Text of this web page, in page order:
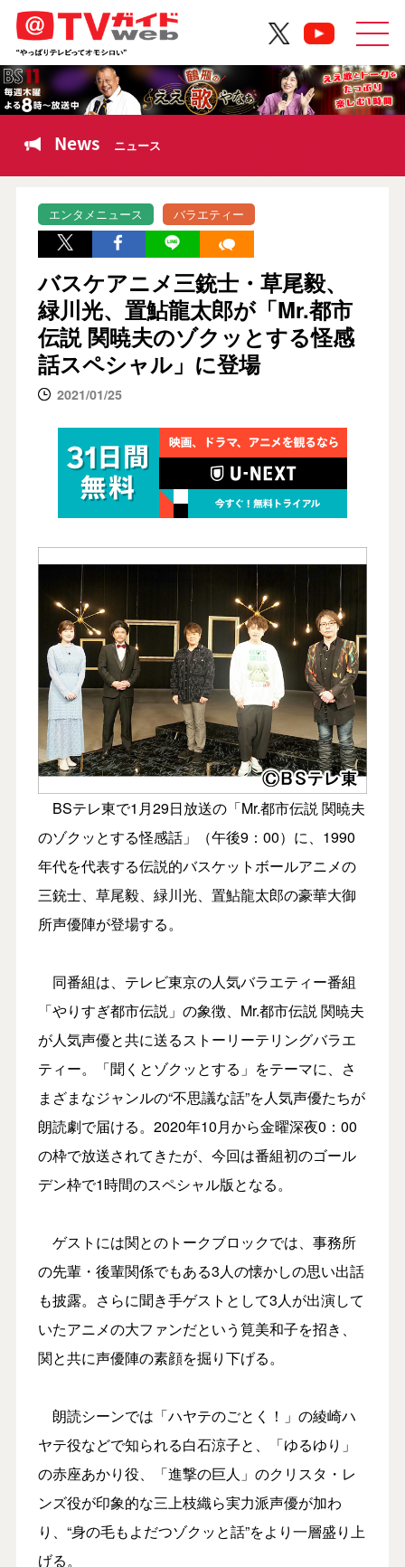
News ニュース
エンタメニュース バラエティー
バスケアニメ三銃士・草尾毅、
緑川光、置鮎龍太郎が「Mr.都市
伝説 関暁夫のゾクッとする怪感
話スペシャル」に登場
2021/01/25
BSテレ東で1月29日放送の「Mr.都市伝説 関暁夫
のゾクッとする怪感話」（午後9：00）に、1990
年代を代表する伝説的バスケットボールアニメの
三銃士、草尾毅、緑川光、置鮎龍太郎の豪華大御
所声優陣が登場する。
同番組は、テレビ東京の人気バラエティー番組
「やりすぎ都市伝説」の象徴、Mr.都市伝説 関暁夫
が人気声優と共に送るストーリーテリングバラエ
ティー。「聞くとゾクッとする」をテーマに、さ
まざまなジャンルの“不思議な話”を人気声優たちが
朗読劇で届ける。2020年10月から金曜深夜0：00
の枠で放送されてきたが、今回は番組初のゴール
デン枠で1時間のスペシャル版となる。
ゲストには関とのトークブロックでは、事務所
の先輩・後輩関係でもある3人の懐かしの思い出話
も披露。さらに聞き手ゲストとして3人が出演して
いたアニメの大ファンだという筧美和子を招き、
関と共に声優陣の素顔を掘り下げる。
朗読シーンでは「ハヤテのごとく！」の綾崎ハ
ヤテ役などで知られる白石涼子と、「ゆるゆり」
の赤座あかり役、「進撃の巨人」のクリスタ・レ
ンズ役が印象的な三上枝織ら実力派声優が加わ
り、“身の毛もよだつゾクッと話”をより一層盛り上
げる。